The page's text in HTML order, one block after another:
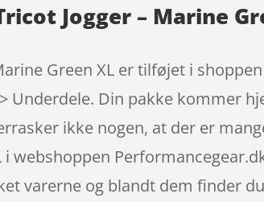
Jogger – Marine
Green XL er tilføjet i
Din pakke kommer
ikke nogen, at der er
webshoppen
varerne og blandt dem finder